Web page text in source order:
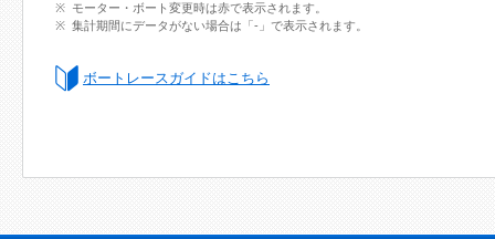
モーター・ボート変更時は赤で表示されます。
集計期間にデータがない場合は「-」で表示されます。
ボートレースガイドはこちら